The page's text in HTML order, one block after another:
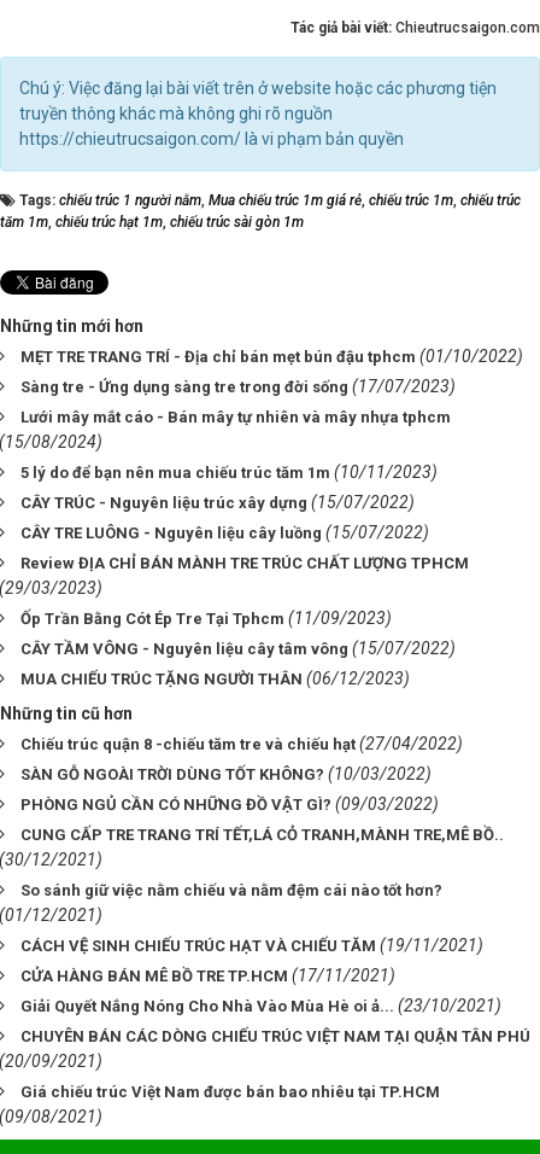
Tác giả bài viết: Chieutrucsaigon.com
Chú ý: Việc đăng lại bài viết trên ở website hoặc các phương tiện
truyền thông khác mà không ghi rõ nguồn
https://chieutrucsaigon.com/ là vi phạm bản quyền
Tags: chiếu trúc 1 người nằm, Mua chiếu trúc 1m giá rẻ, chiếu trúc 1m, chiếu trúc
tăm 1m, chiếu trúc hạt 1m, chiếu trúc sài gòn 1m
Những tin mới hơn
MẸT TRE TRANG TRÍ - Địa chỉ bán mẹt bún đậu tphcm (01/10/2022)
Sàng tre - Ứng dụng sàng tre trong đời sống (17/07/2023)
Lưới mây mắt cáo - Bán mây tự nhiên và mây nhựa tphcm
(15/08/2024)
5 lý do để bạn nên mua chiếu trúc tăm 1m (10/11/2023)
CÂY TRÚC - Nguyên liệu trúc xây dựng (15/07/2022)
CÂY TRE LUÔNG - Nguyên liệu cây luồng (15/07/2022)
Review ĐỊA CHỈ BÁN MÀNH TRE TRÚC CHẤT LƯỢNG TPHCM
(29/03/2023)
Ốp Trần Bằng Cót Ép Tre Tại Tphcm (11/09/2023)
CÂY TẦM VÔNG - Nguyên liệu cây tâm vông (15/07/2022)
MUA CHIẾU TRÚC TẶNG NGƯỜI THÂN (06/12/2023)
Những tin cũ hơn
Chiếu trúc quận 8 -chiếu tăm tre và chiếu hạt (27/04/2022)
SÀN GỖ NGOÀI TRỜI DÙNG TỐT KHÔNG? (10/03/2022)
PHÒNG NGỦ CẦN CÓ NHỮNG ĐỒ VẬT GÌ? (09/03/2022)
CUNG CẤP TRE TRANG TRÍ TẾT,LÁ CỎ TRANH,MÀNH TRE,MÊ BỒ..
(30/12/2021)
So sánh giữ việc nằm chiếu và nằm đệm cái nào tốt hơn?
(01/12/2021)
CÁCH VỆ SINH CHIẾU TRÚC HẠT VÀ CHIẾU TĂM (19/11/2021)
CỬA HÀNG BÁN MÊ BỒ TRE TP.HCM (17/11/2021)
Giải Quyết Nắng Nóng Cho Nhà Vào Mùa Hè oi ả... (23/10/2021)
CHUYÊN BÁN CÁC DÒNG CHIẾU TRÚC VIỆT NAM TẠI QUẬN TÂN PHÚ
(20/09/2021)
Giá chiếu trúc Việt Nam được bán bao nhiêu tại TP.HCM
(09/08/2021)